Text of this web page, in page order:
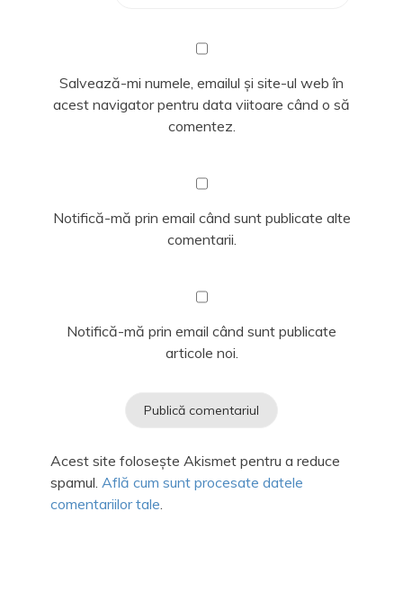
Salvează-mi numele, emailul și site-ul web în
acest navigator pentru data viitoare când o să
comentez.
Notifică-mă prin email când sunt publicate alte
comentarii.
Notifică-mă prin email când sunt publicate
articole noi.
Acest site folosește Akismet pentru a reduce
spamul. Află cum sunt procesate datele
comentariilor tale